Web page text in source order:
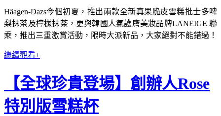
Häagen-Dazs今個初夏，推出兩款全新真果脆皮雪糕批士多啤
梨抹茶及檸檬抹茶，更與韓國人氣護膚美妝品牌LANEIGE 聯
乘，推出三重激賞活動，限時大派新品，大家絕對不能錯過！
繼續觀看+
【全球珍貴登場】創辦人Rose
特別版雪糕杯